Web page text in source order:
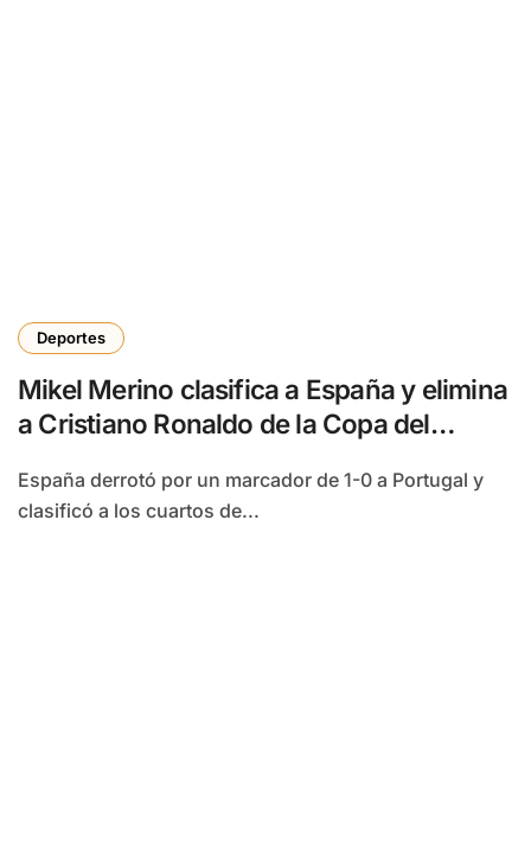
Deportes
Mikel Merino clasifica a España y elimina
a Cristiano Ronaldo de la Copa del
España derrotó por un marcador de 1-0 a Portugal y
clasificó a los cuartos de...